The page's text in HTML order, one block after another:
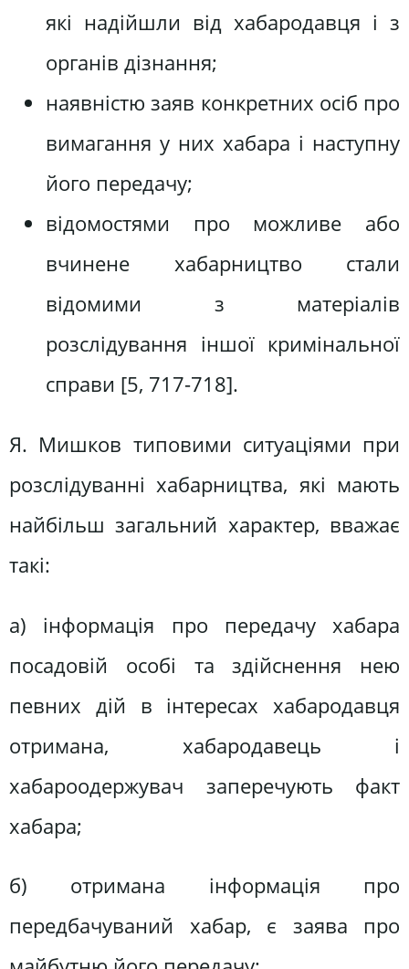
які надійшли від хабародавця і з
органів дізнання;
наявністю заяв конкретних осіб про
вимагання у них хабара і наступну
його передачу;
відомостями про можливе або
вчинене хабарництво стали
відомими з матеріалів
розслідування іншої кримінальної
справи [5, 717-718].
Я. Мишков типовими ситуаціями при
розслідуванні хабарництва, які мають
найбільш загальний характер, вважає
такі:
а) інформація про передачу хабара
посадовій особі та здійснення нею
певних дій в інтересах хабародавця
отримана, хабародавець і
хабароодержувач заперечують факт
хабара;
б) отримана інформація про
передбачуваний хабар, є заява про